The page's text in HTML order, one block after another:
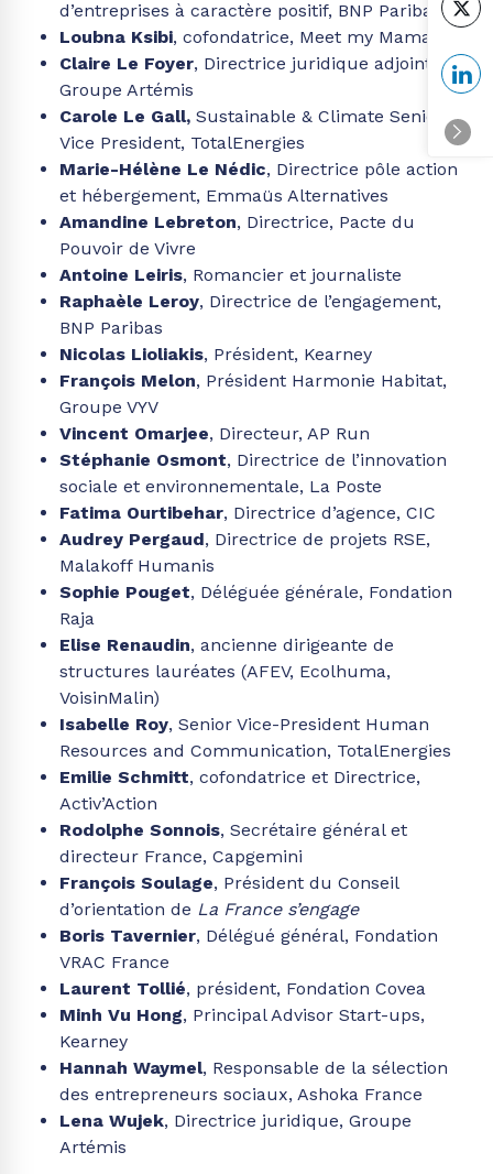
Loubna Ksibi , cofondatrice, Meet my Mama
Claire Le Foyer , Directrice juridique adjointe,
Groupe Artémis
Carole Le Gall, Sustainable & Climate Senior
Vice President, TotalEnergies
Marie-Hélène Le Nédic
, Directrice pôle action
et hébergement, Emmaüs Alternatives
Amandine Lebreton , Directrice, Pacte du
Pouvoir de Vivre
Antoine Leiris , Romancier et journaliste
Raphaèle Leroy , Directrice de l’engagement,
BNP Paribas
Nicolas Lioliakis , Président, Kearney
François Melon , Président Harmonie Habitat,
Groupe VYV
Vincent Omarjee
, Directeur, AP Run
Stéphanie Osmont , Directrice de l’innovation
sociale et environnementale, La Poste
Fatima Ourtibehar , Directrice d’agence, CIC
Audrey Pergaud , Directrice de projets RSE,
Malakoff Humanis
Sophie Pouget , Déléguée générale, Fondation
Raja
Elise Renaudin , ancienne dirigeante de
structures lauréates (AFEV, Ecolhuma,
VoisinMalin)
Isabelle Roy , Senior Vice-President Human
Resources and Communication, TotalEnergies
Emilie Schmitt , cofondatrice et Directrice,
Activ’Action
Rodolphe Sonnois , Secrétaire général et
directeur France, Capgemini
François Soulage
, Président du Conseil
d’orientation de La France s’engage
Boris Tavernier , Délégué général, Fondation
VRAC France
Laurent Tollié
, président, Fondation Covea
Minh Vu Hong , Principal Advisor Start-ups,
Kearney
Hannah Waymel , Responsable de la sélection
des entrepreneurs sociaux, Ashoka France
Lena Wujek , Directrice juridique, Groupe
Artémis